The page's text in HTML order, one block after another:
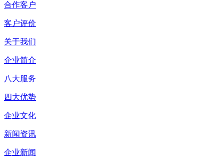
合作客户
客户评价
关于我们
企业简介
八大服务
四大优势
企业文化
新闻资讯
企业新闻